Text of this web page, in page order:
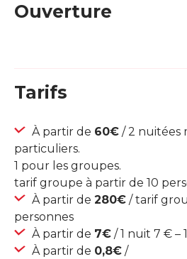
Ouverture
Tarifs
À partir de 60€ / 2 nuitées
particuliers.
1 pour les groupes.
tarif groupe à partir de 10
À partir de 280€ / tarif
personnes
À partir de 7€ / 1 nuit 7 € –
À partir de 0,8€ /